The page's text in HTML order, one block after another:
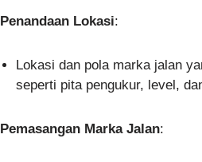
Penandaan Lokasi:
Lokasi dan pola marka jalan
seperti pita pengukur, level,
Pemasangan Marka Jalan: